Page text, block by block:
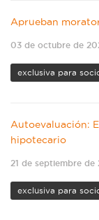
Aprueban
03 de octubre de
exclusiva para
Autoevaluación:
hipotecario
21 de septiembre de
exclusiva para